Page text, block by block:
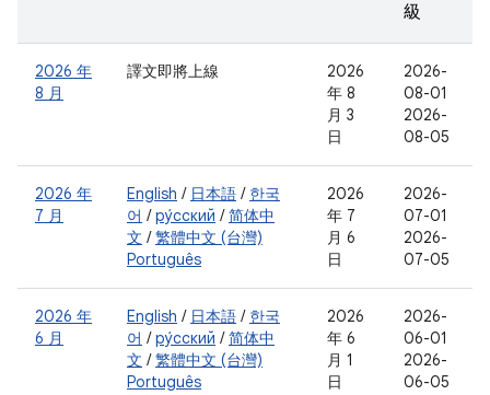
級
2026 年
8 月
譯文即將上線
2026
年 8
月 3
日
2026-
08-01
2026-
08-05
2026 年
7 月
English / 日本語 / 한국
어 /ру́сский /简体中
文 /繁體中文 (台灣)
Português
2026
年 7
月 6
日
2026-
07-01
2026-
07-05
2026 年
6 月
English / 日本語 / 한국
어 /ру́сский /简体中
文 /繁體中文 (台灣)
Português
2026
年 6
月 1
日
2026-
06-01
2026-
06-05